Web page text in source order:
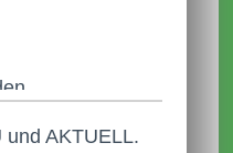
AKTUELL.